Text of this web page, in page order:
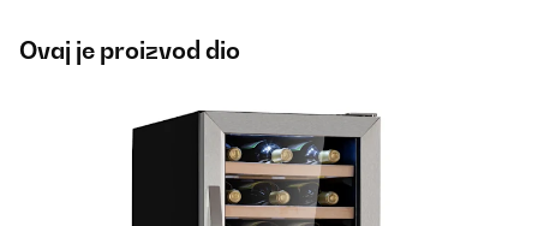
Ovaj je proizvod dio